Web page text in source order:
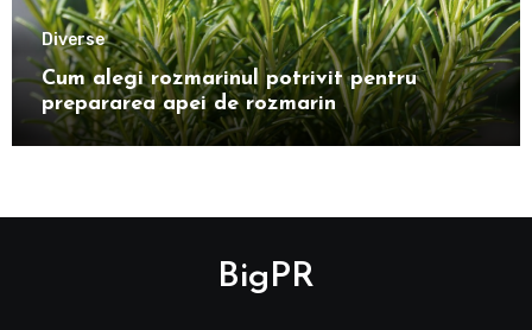
Diverse
Cum alegi rozmarinul potrivit pentru
prepararea apei de rozmarin
BigPR